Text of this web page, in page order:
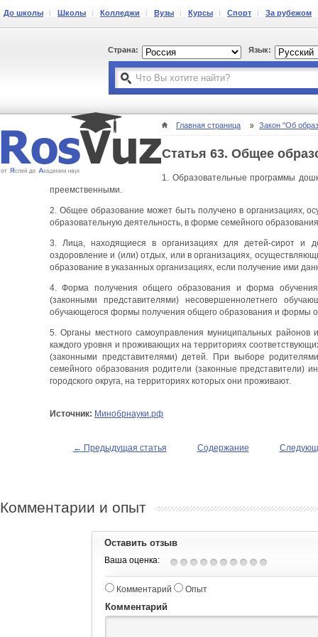
До школы Школы Колледжи Вузы Курсы Спорт За рубежом
Страна: Язык:
Главная страница Закон "Об
Статья 63. Общее
1. Образовательные программы
преемственными.
2. Общее образование может быть получено в организациях,
образовательную деятельность, в форме семейного
3. Лица, находящиеся в организациях для детей-сирот и
оздоровление и (или) отдых, или в организациях,
образование в указанных организациях, если получение ими
4. Форма получения общего образования и форма
(законными представителями) несовершеннолетнего
обучающегося формы получения общего образования и формы
5. Органы местного самоуправления муниципальных районов
каждого уровня и проживающих на территориях
(законными представителями) детей. При выборе
семейного образования родители (законные представители)
городского округа, на территориях которых они проживают.
Источник: Минобрнауки.рф
← Предыдущая статья Содержание
Комментарии и опыт
Оставить отзыв
Ваша оценка:
Комментарий Опыт
Комментарий